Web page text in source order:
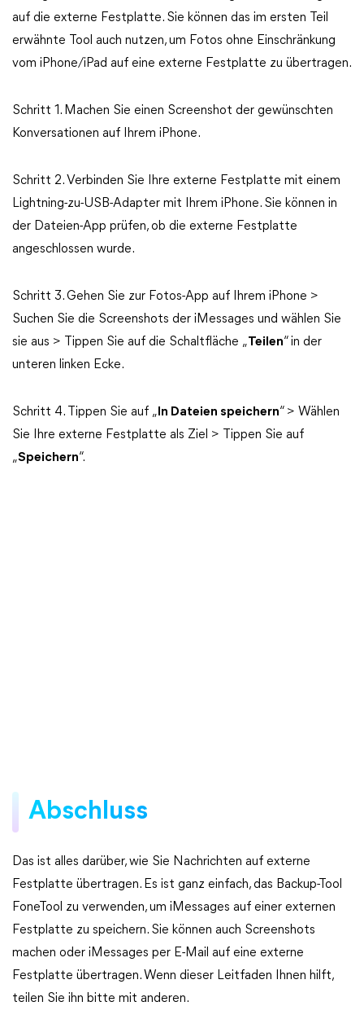
auf die externe Festplatte. Sie können das im ersten Teil
erwähnte Tool auch nutzen, um Fotos ohne Einschränkung
vom iPhone/iPad auf eine externe Festplatte zu übertragen.
Schritt 1. Machen Sie einen Screenshot der gewünschten
Konversationen auf Ihrem iPhone.
Schritt 2. Verbinden Sie Ihre externe Festplatte mit einem
Lightning-zu-USB-Adapter mit Ihrem iPhone. Sie können in
der Dateien-App prüfen, ob die externe Festplatte
angeschlossen wurde.
Schritt 3. Gehen Sie zur Fotos-App auf Ihrem iPhone >
Suchen Sie die Screenshots der iMessages und wählen Sie
sie aus > Tippen Sie auf die Schaltfläche „Teilen“ in der
unteren linken Ecke.
Schritt 4. Tippen Sie auf „ In Dateien speichern“ > Wählen
Sie Ihre externe Festplatte als Ziel > Tippen Sie auf
„Speichern“.
Abschluss
Das ist alles darüber, wie Sie Nachrichten auf externe
Festplatte übertragen. Es ist ganz einfach, das Backup-Tool
FoneTool zu verwenden, um iMessages auf einer externen
Festplatte zu speichern. Sie können auch Screenshots
machen oder iMessages per E-Mail auf eine externe
Festplatte übertragen. Wenn dieser Leitfaden Ihnen hilft,
teilen Sie ihn bitte mit anderen.